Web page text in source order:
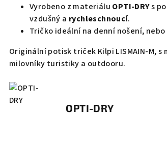
Vyrobeno z materiálu OPTI-DRYs
vzdušný a rychleschnoucí.
Tričko ideální na denní nošení,
Originální potisk triček Kilpi LISMAIN-M,
milovníky turistiky a outdooru.
OPTI-DRY